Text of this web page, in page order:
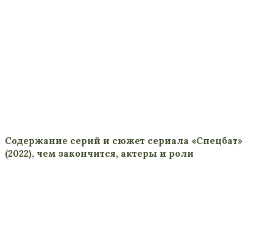
Содержание серий и сюжет сериала «Спецбат»
(2022), чем закончится, актеры и роли